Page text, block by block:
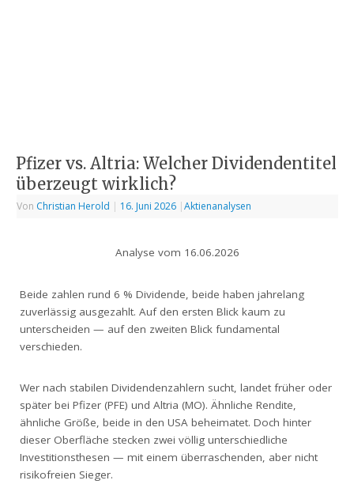
Pfizer vs. Altria: Welcher Dividendentitel
überzeugt wirklich?
Von Christian Herold | 16. Juni 2026 |Aktienanalysen
Analyse vom 16.06.2026
Beide zahlen rund 6 % Dividende, beide haben jahrelang
zuverlässig ausgezahlt. Auf den ersten Blick kaum zu
unterscheiden — auf den zweiten Blick fundamental
verschieden.
Wer nach stabilen Dividendenzahlern sucht, landet früher oder
später bei Pfizer (PFE) und Altria (MO). Ähnliche Rendite,
ähnliche Größe, beide in den USA beheimatet. Doch hinter
dieser Oberfläche stecken zwei völlig unterschiedliche
Investitionsthesen — mit einem überraschenden, aber nicht
risikofreien Sieger.